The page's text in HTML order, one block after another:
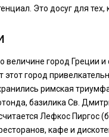
Это досуг для тех,
величине город Греции
этот город
римская
базилика Св.
Лефкос Пиргос
кафе и